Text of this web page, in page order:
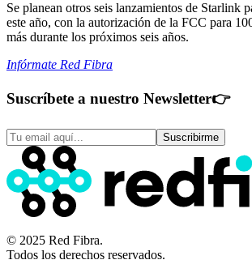
Se planean otros seis lanzamientos de Starlink
este año, con la autorización de la FCC para
más durante los próximos seis años.
Infórmate Red Fibra
Suscríbete a nuestro Newsletter👉
Suscribirme
© 2025 Red Fibra.
Todos los derechos reservados.